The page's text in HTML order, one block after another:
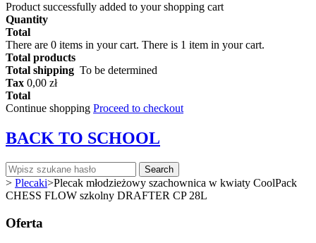
Product successfully added to your shopping cart
Quantity
Total
There are 0 items in your cart. There is 1 item in your cart.
Total products
Total shipping To be determined
Tax 0,00 zł
Total
Continue shopping Proceed to checkout
BACK TO SCHOOL
Search
> Plecaki>Plecak młodzieżowy szachownica w kwiaty CoolPack
CHESS FLOW szkolny DRAFTER CP 28L
Oferta